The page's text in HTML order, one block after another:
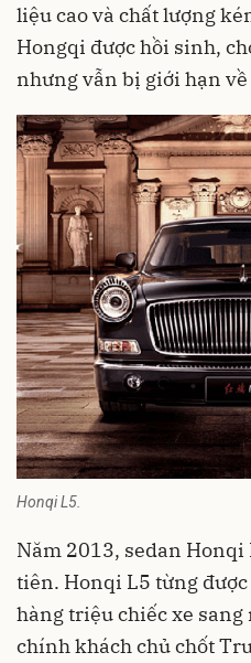
liệu cao và chất lượng
Hongqi được hồi sinh,
nhưng vẫn bị giới hạn về
Honqi L5.
Năm 2013, sedan
tiên. Honqi L5 từng
hàng triệu chiếc xe sang
chính khách chủ chốt